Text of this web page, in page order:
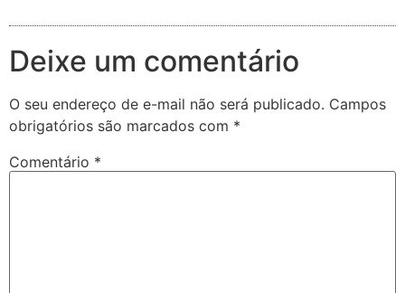
Deixe um comentário
O seu endereço de e-mail não será publicado. Campos
obrigatórios são marcados com *
Comentário *